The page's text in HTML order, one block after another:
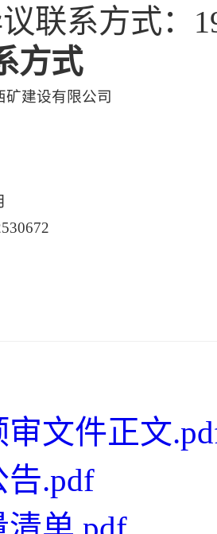
联系方式：
方式
矿建设有限公司
审文件正文
告.pdf